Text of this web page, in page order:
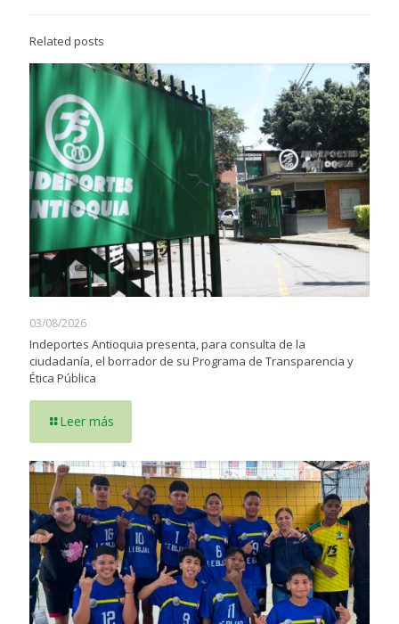
Related posts
03/08/2026
Indeportes Antioquia presenta, para consulta de la
ciudadanía, el borrador de su Programa de Transparencia y
Ética Pública
Leer más